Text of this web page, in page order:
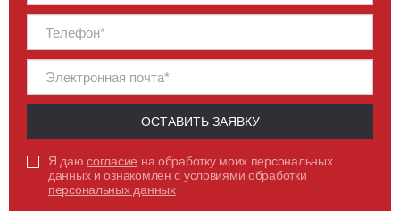
ОСТАВИТЬ ЗАЯВКУ
Я даюсогласие на обработку моих персональных
данных и ознакомлен с условиями обработки
персональных данных